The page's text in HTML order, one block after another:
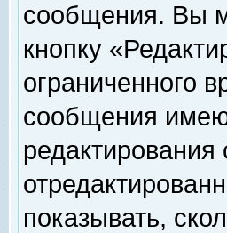
сообщения. Вы
кнопку
ограниченного
сообщения
показывать,